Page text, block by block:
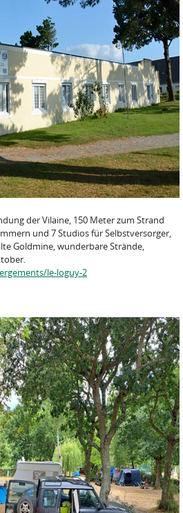
der Vilaine, 150 Meter zum Strand
und 7 Studios für Selbstversorger,
Goldmine, wunderbare Strände,
le-loguy-2